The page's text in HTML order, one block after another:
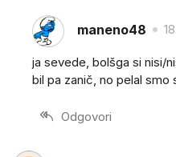
maneno48
ja sevede, bolšga si nisi/
bil pa zanič, no pelal smo
Odgovori